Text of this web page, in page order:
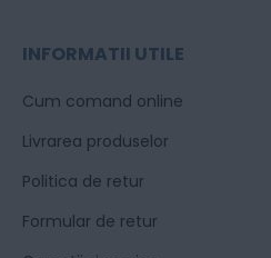
INFORMATII UTILE
Cum comand online
Livrarea produselor
Politica de retur
Formular de retur